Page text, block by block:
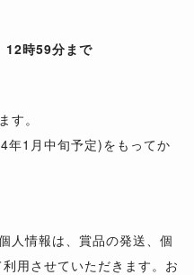
12時59分まで
す。
年1月中旬予定)をもってか
人情報は、賞品の発送、個
用させていただきます。お